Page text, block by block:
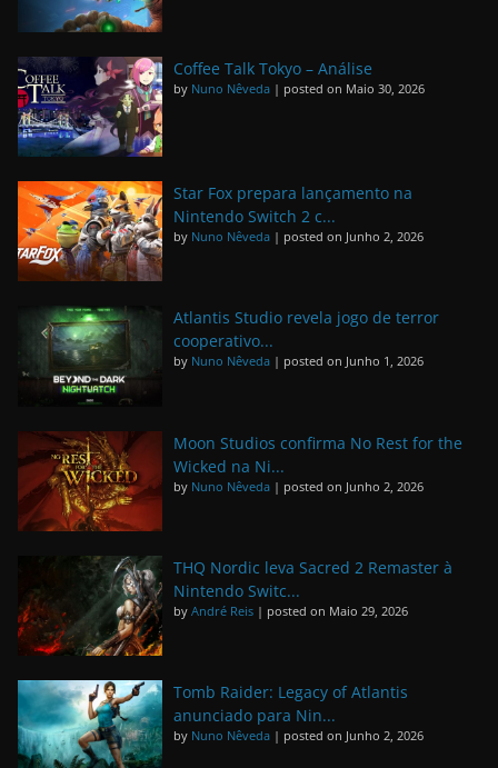
Coffee Talk Tokyo – Análise
by Nuno Nêveda | posted on Maio 30, 2026
Star Fox prepara lançamento na
Nintendo Switch 2 c...
by Nuno Nêveda | posted on Junho 2, 2026
Atlantis Studio revela jogo de terror
cooperativo...
by Nuno Nêveda | posted on Junho 1, 2026
Moon Studios confirma No Rest for the
Wicked na Ni...
by Nuno Nêveda | posted on Junho 2, 2026
THQ Nordic leva Sacred 2 Remaster à
Nintendo Switc...
by André Reis | posted on Maio 29, 2026
Tomb Raider: Legacy of Atlantis
anunciado para Nin...
by Nuno Nêveda | posted on Junho 2, 2026